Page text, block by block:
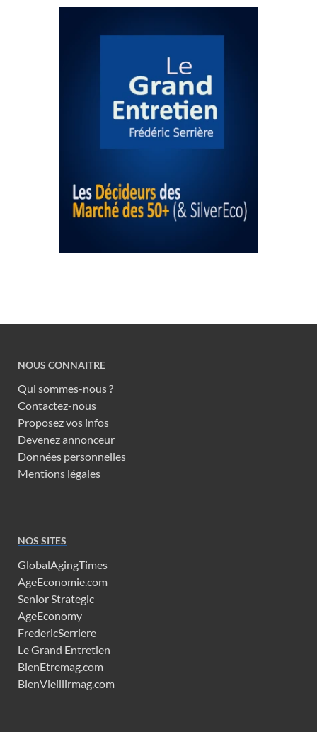
NOUS CONNAITRE
Qui sommes-nous ?
Contactez-nous
Proposez vos infos
Devenez annonceur
Données personnelles
Mentions légales
NOS SITES
GlobalAgingTimes
AgeEconomie.com
Senior Strategic
AgeEconomy
FredericSerriere
Le Grand Entretien
BienEtremag.com
BienVieillirmag.com